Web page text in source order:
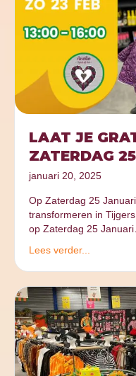
LAAT JE
ZATERDAG
januari 20, 2025
Op Zaterdag 25
transformeren in
op Zaterdag 25
Lees verder...